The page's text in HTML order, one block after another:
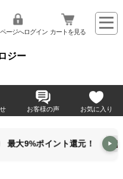
ジー
ージへログイン カートを見る
お客様の声 お気に入り
最大9%ポイント還元！ ▶